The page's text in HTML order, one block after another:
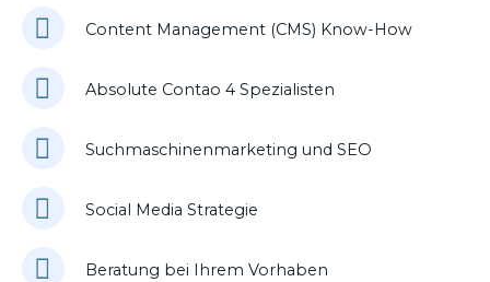
Content Management (CMS) Know-How
Absolute Contao 4 Spezialisten
Suchmaschinenmarketing und SEO
Social Media Strategie
Beratung bei Ihrem Vorhaben